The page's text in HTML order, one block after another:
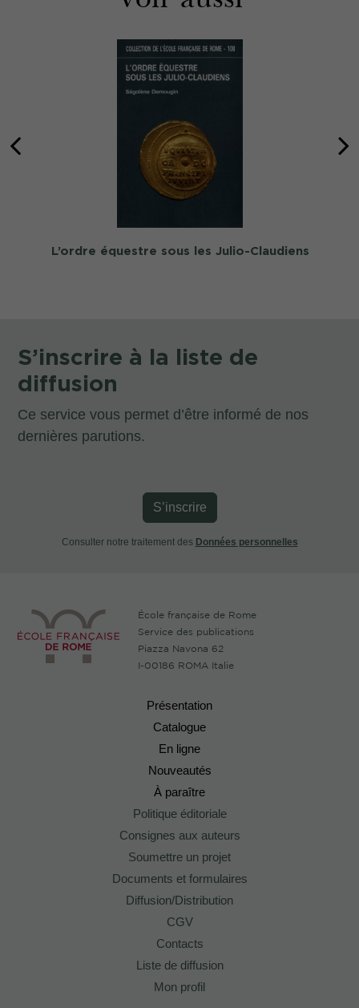
L’ordre équestre sous les Julio-Claudiens
S’inscrire à la liste de
diffusion
Ce service vous permet d’être informé de nos
dernières parutions.
S’inscrire
Consulter notre traitement des Données personnelles
École française de Rome
Service des publications
Piazza Navona 62
I-00186 ROMA Italie
Présentation
Catalogue
En ligne
Nouveautés
À paraître
Politique éditoriale
Consignes aux auteurs
Soumettre un projet
Documents et formulaires
Diffusion/Distribution
CGV
Contacts
Liste de diffusion
Mon profil